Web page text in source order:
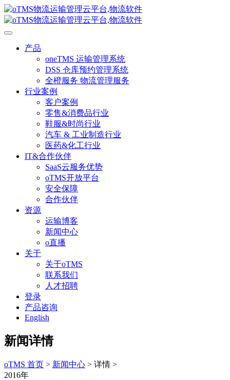
产品
oneTMS 运输管理系统
DSS 仓库预约管理系统
全橙服务 物流管理服务
行业案例
客户案例
零售&消费品行业
鞋服&时尚行业
汽车 & 工业制造行业
医药&化工行业
IT&合作伙伴
SaaS云服务优势
oTMS开放平台
安全保障
合作伙伴
资源
运输博客
新闻中心
o直播
关于
关于oTMS
联系我们
人才招聘
登录
产品咨询
English
新闻详情
oTMS 首页 > 新闻中心 > 详情 >
2016年